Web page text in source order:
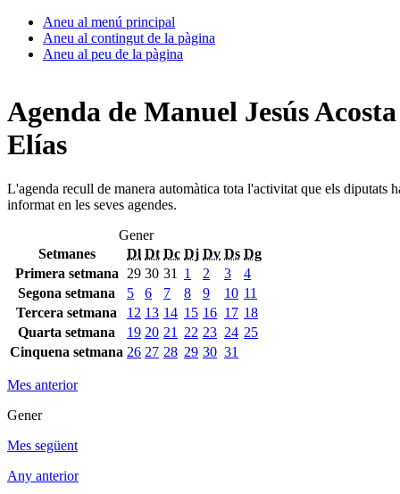
Aneu al menú principal
Aneu al contingut de la pàgina
Aneu al peu de la pàgina
Agenda de Manuel Jesús Acosta
Elías
L'agenda recull de manera automàtica tota l'activitat que els diputats
informat en les seves agendes.
Gener
Setmanes
Dl Dt Dc Dj Dv Ds Dg
Primera setmana
29 30 31 1 2 3
4
Segona setmana
5 6 7 8 9 10 11
Tercera setmana
12 13 14 15 16 17 18
Quarta setmana
19 20 21 22 23 24 25
Cinquena setmana 26 27 28 29 30 31
Mes anterior
Gener
Mes següent
Any anterior